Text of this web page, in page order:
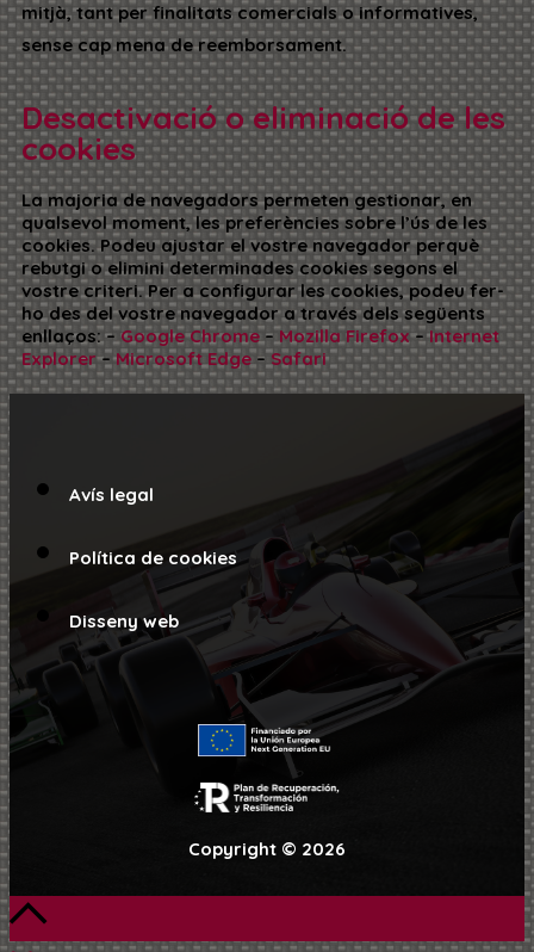
mitjà, tant per finalitats comercials o informatives,
sense cap mena de reemborsament.
Desactivació o eliminació de les
cookies
La majoria de navegadors permeten gestionar, en
qualsevol moment, les preferències sobre l’ús de les
cookies. Podeu ajustar el vostre navegador perquè
rebutgi o elimini determinades cookies segons el
vostre criteri. Per a configurar les cookies, podeu fer-
ho des del vostre navegador a través dels següents
enllaços: –Google Chrome–Mozilla Firefox–Internet
Explorer–Microsoft Edge–Safari
Avís legal
Política de cookies
Disseny web
Copyright © 2026